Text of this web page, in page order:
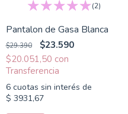
(2)
Pantalon de Gasa Blanca
$29.390
$23.590
$20.051,50 con
6 cuotas sin interés de
$ 3931,67